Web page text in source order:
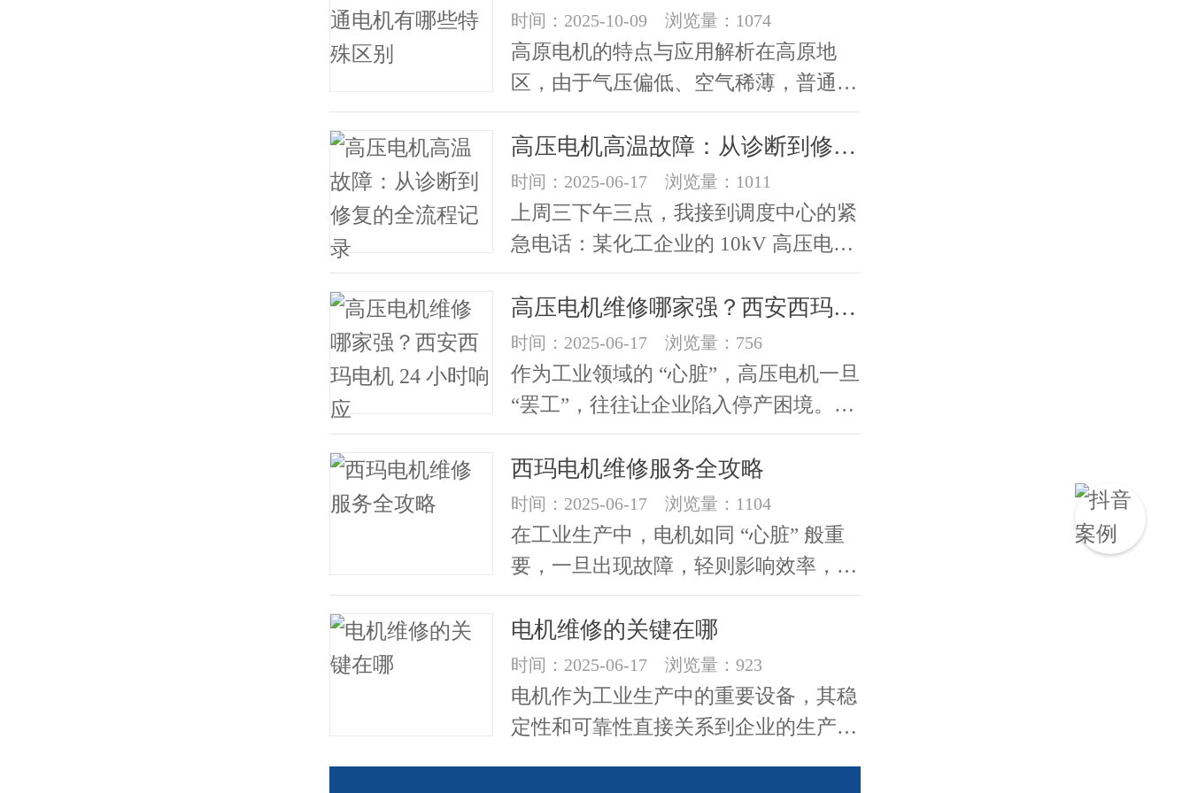
时间：2025-10-09 浏览量：1074
高原电机的特点与应用解析在高原地
区，由于气压偏低、空气稀薄，普通电
机在运行过程中往往会遇到一些问
题，...
高压电机高温故障：从诊断到修复的全流程记录
时间：2025-06-17 浏览量：1011
上周三下午三点，我接到调度中心的紧
急电话：某化工企业的 10kV 高压电机
运行时温度飙升至 165℃...
高压电机维修哪家强？西安西玛电机 24 小时响应
时间：2025-06-17 浏览量：756
作为工业领域的 “心脏”，高压电机一旦
“罢工”，往往让企业陷入停产困境。今
天咱们聊聊西安西玛电机（...
西玛电机维修服务全攻略
时间：2025-06-17 浏览量：1104
在工业生产中，电机如同 “心脏” 般重
要，一旦出现故障，轻则影响效率，重
则导致停产。作为深耕电机领域...
电机维修的关键在哪
时间：2025-06-17 浏览量：923
电机作为工业生产中的重要设备，其稳
定性和可靠性直接关系到企业的生产效